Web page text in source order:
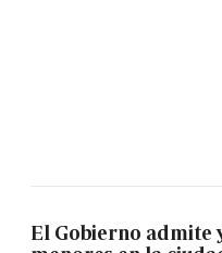
El Gobierno admite